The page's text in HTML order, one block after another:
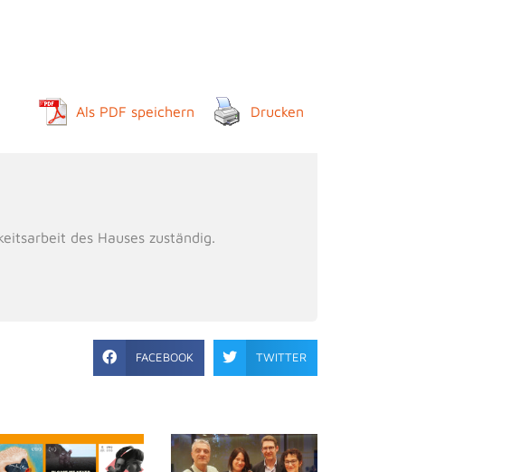
Als PDF speichern Drucken
des Hauses zuständig.
FACEBOOK TWITTER